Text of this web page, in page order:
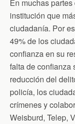
o
k
r r
i
e
n
d
y
p
p
En muchas
institución que
ciudadanía. Por
49% de los
confianza en su
falta de confianza
reducción del
policía, los
crímenes y
Weisburd, Telep,